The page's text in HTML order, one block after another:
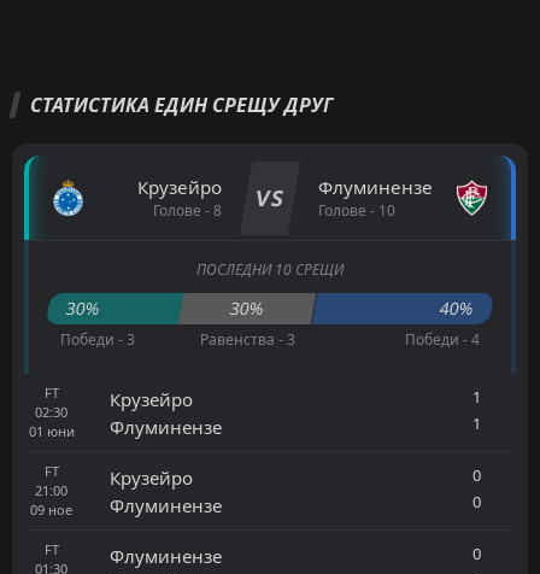
СТАТИСТИКА ЕДИН СРЕЩУ ДРУГ
Крузейро
Голове - 8 VS Флуминензе
Голове - 10
ПОСЛЕДНИ 10 СРЕЩИ
30% 30% 40%
Победи - 3 Равенства - 3 Победи - 4
FT
02:30
01 юни
Крузейро
Флуминензе
1
1
FT
21:00
09 ное
Крузейро
Флуминензе
0
0
FT
01:30
Флуминензе
0